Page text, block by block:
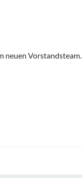
neuen Vorstandsteam.